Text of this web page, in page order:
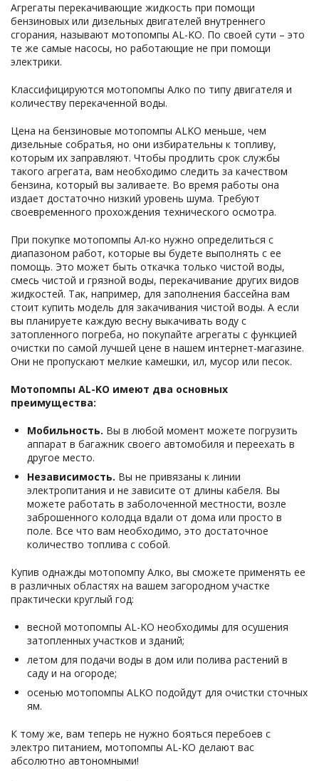
Агрегаты перекачивающие жидкость при помощи
бензиновых или дизельных двигателей внутреннего
сгорания, называют мотопомпы AL-KO. По своей сути – это
те же самые насосы, но работающие не при помощи
электрики.
Классифицируются мотопомпы Алко по типу двигателя и
количеству перекаченной воды.
Цена на бензиновые мотопомпы ALKO меньше, чем
дизельные собратья, но они избирательны к топливу,
которым их заправляют. Чтобы продлить срок службы
такого агрегата, вам необходимо следить за качеством
бензина, который вы заливаете. Во время работы она
издает достаточно низкий уровень шума. Требуют
своевременного прохождения технического осмотра.
При покупке мотопомпы Ал-ко нужно определиться с
диапазоном работ, которые вы будете выполнять с ее
помощь. Это может быть откачка только чистой воды,
смесь чистой и грязной воды, перекачивание других видов
жидкостей. Так, например, для заполнения бассейна вам
стоит купить модель для закачивания чистой воды. А если
вы планируете каждую весну выкачивать воду с
затопленного погреба, но покупайте агрегаты с функцией
очистки по самой лучшей цене в нашем интернет-магазине.
Они не пропускают мелкие камешки, ил, мусор или песок.
Мотопомпы AL-KO имеют два основных
преимущества:
Мобильность. Вы в любой момент можете погрузить
аппарат в багажник своего автомобиля и переехать в
другое место.
Независимость. Вы не привязаны к линии
электропитания и не зависите от длины кабеля. Вы
можете работать в заболоченной местности, возле
заброшенного колодца вдали от дома или просто в
поле. Все что вам необходимо, это достаточное
количество топлива с собой.
Купив однажды мотопомпу Алко, вы сможете применять ее
в различных областях на вашем загородном участке
практически круглый год:
весной мотопомпы AL-KO необходимы для осушения
затопленных участков и зданий;
летом для подачи воды в дом или полива растений в
саду и на огороде;
осенью мотопомпы ALKO подойдут для очистки сточных
ям.
К тому же, вам теперь не нужно бояться перебоев с
электро питанием, мотопомпы AL-KO делают вас
абсолютно автономными!